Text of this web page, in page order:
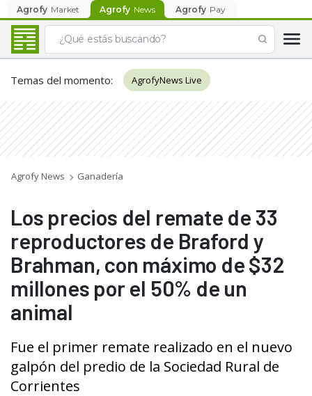
Agrofy Market Agrofy News Agrofy Pay
Temas del momento: AgrofyNews Live
Agrofy News Ganadería
Los precios del remate de 33
reproductores de Braford y
Brahman, con máximo de $32
millones por el 50% de un
animal
Fue el primer remate realizado en el nuevo
galpón del predio de la Sociedad Rural de
Corrientes